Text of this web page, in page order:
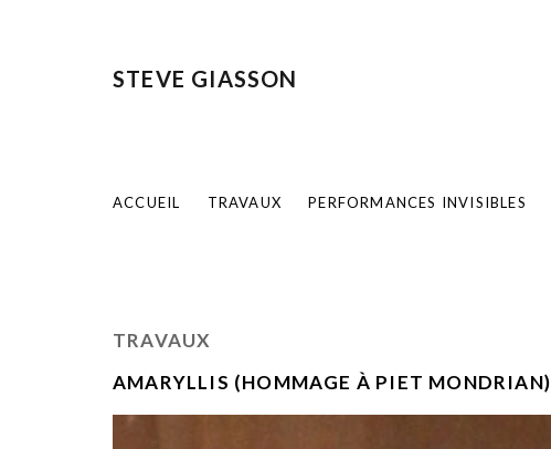
STEVE GIASSON
ACCUEIL TRAVAUX PERFORMANCES INVISIBLES
TRAVAUX
AMARYLLIS (HOMMAGE À PIET MONDRIAN)